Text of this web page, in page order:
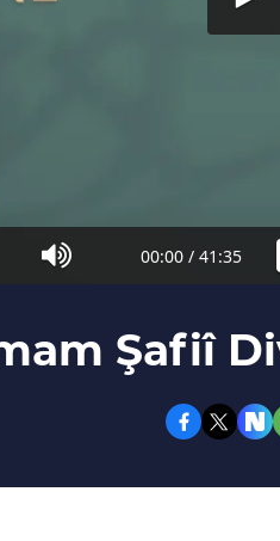
00:00 / 41:35
Şafiî